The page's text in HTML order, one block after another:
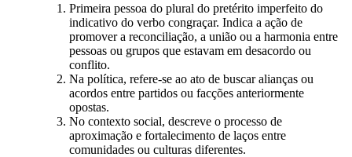
Primeira pessoa do plural do pretérito imperfeito do
indicativo do verbo congraçar. Indica a ação de
promover a reconciliação, a união ou a harmonia entre
pessoas ou grupos que estavam em desacordo ou
conflito.
Na política, refere-se ao ato de buscar alianças ou
acordos entre partidos ou facções anteriormente
opostas.
No contexto social, descreve o processo de
aproximação e fortalecimento de laços entre
comunidades ou culturas diferentes.